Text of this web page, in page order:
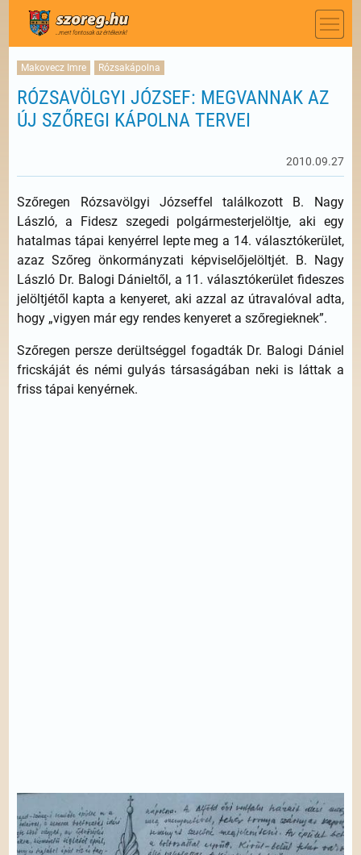
Makovecz Imre Rózsakápolna
RÓZSAVÖLGYI JÓZSEF: MEGVANNAK AZ
ÚJ SZŐREGI KÁPOLNA TERVEI
2010.09.27
Szőregen Rózsavölgyi Józseffel találkozott B. Nagy
László, a Fidesz szegedi polgármesterjelöltje, aki egy
hatalmas tápai kenyérrel lepte meg a 14. választókerület,
azaz Szőreg önkormányzati képviselőjelöltjét. B. Nagy
László Dr. Balogi Dánieltől, a 11. választókerület fideszes
jelöltjétől kapta a kenyeret, aki azzal az útravalóval adta,
hogy „vigyen már egy rendes kenyeret a szőregieknek”.
Szőregen persze derültséggel fogadták Dr. Balogi Dániel
fricskáját és némi gulyás társaságában neki is láttak a
friss tápai kenyérnek.